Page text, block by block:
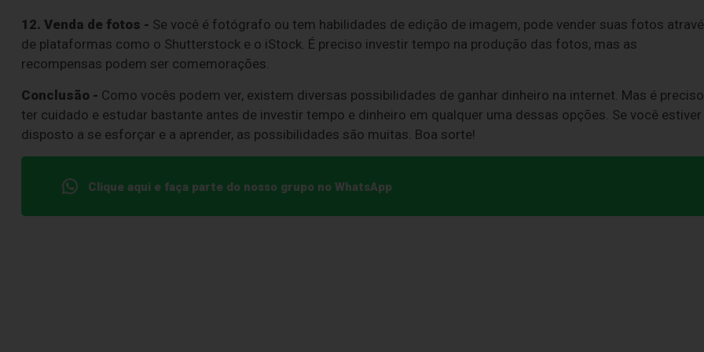
12. Venda de fotos - Se você é fotógrafo ou tem habilidades de edição de imagem, pode vender suas fotos
de plataformas como o Shutterstock e o iStock. É preciso investir tempo na produção das fotos, mas as
recompensas podem ser comemorações.
Conclusão - Como vocês podem ver, existem diversas possibilidades de ganhar dinheiro na internet. Mas é preciso
ter cuidado e estudar bastante antes de investir tempo e dinheiro em qualquer uma dessas opções. Se você estiver
disposto a se esforçar e a aprender, as possibilidades são muitas. Boa sorte!
Clique aqui e faça parte do nosso grupo no WhatsApp